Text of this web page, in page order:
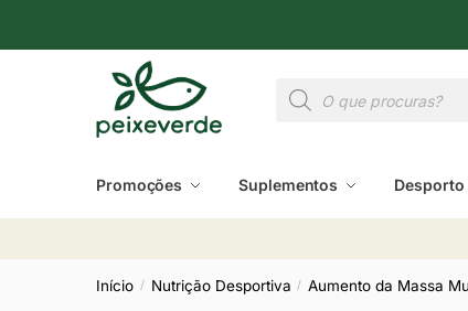
Promoções Suplementos Desporto
Início / Nutrição Desportiva / Aumento da Massa